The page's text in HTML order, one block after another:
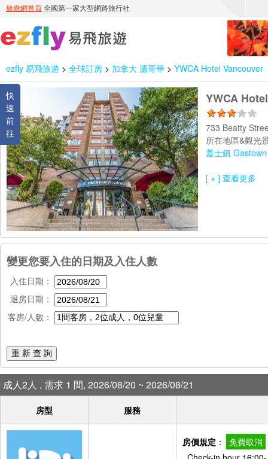
ezfly 易飛旅遊 > 全球訂房 > 加拿大 溫哥華 > YWCA Hotel Vancouver
快
速
前
往
YWCA
733 Beatty
所在地區&觀光
蓋士鎮 Gastown
[ + ] 查看更多
變更您要入住的日期及入住人數
入住日期：
退房日期：
客房/人數：
重 新 查 詢
成人2人 , 需求 1 間, 2026/08/20 ~ 2026/08/21
房型 服務
房價規定 ： 免費取消